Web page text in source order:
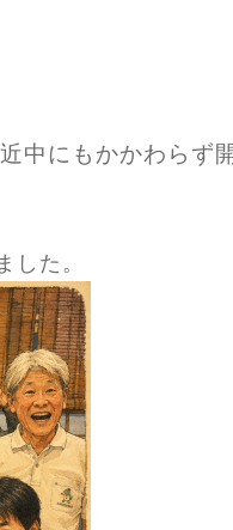
中にもかかわらず
した。